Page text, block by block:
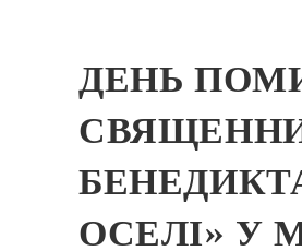
ДЕНЬ
ОСЕЛІ» У